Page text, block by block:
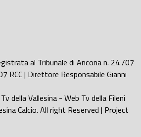
al Tribunale di Ancona n. 24 /07
RCC | Direttore Responsabile Gianni
della Vallesina - Web Tv della Fileni
Calcio. All right Reserved | Project